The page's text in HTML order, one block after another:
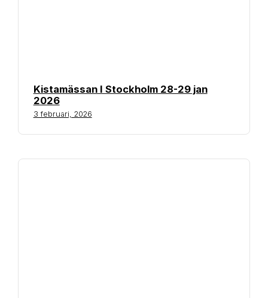
Kistamässan I Stockholm 28-29 jan
2026
3 februari, 2026